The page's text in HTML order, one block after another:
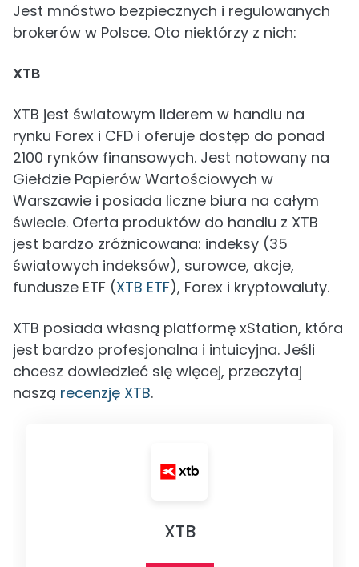
Jest mnóstwo bezpiecznych i regulowanych
brokerów w Polsce. Oto niektórzy z nich:
XTB
XTB jest światowym liderem w handlu na
rynku Forex i CFD i oferuje dostęp do ponad
2100 rynków finansowych. Jest notowany na
Giełdzie Papierów Wartościowych w
Warszawie i posiada liczne biura na całym
świecie. Oferta produktów do handlu z XTB
jest bardzo zróżnicowana: indeksy (35
światowych indeksów), surowce, akcje,
fundusze ETF (XTB ETF), Forex i kryptowaluty.
XTB posiada własną platformę xStation, która
jest bardzo profesjonalna i intuicyjna. Jeśli
chcesz dowiedzieć się więcej, przeczytaj
naszą recenzję XTB.
XTB